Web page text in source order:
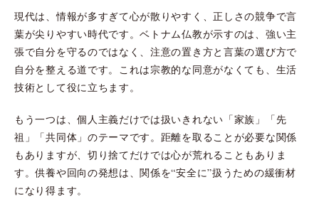
現代は、情報が多すぎて心が散りやすく、正しさの競争で言
葉が尖りやすい時代です。ベトナム仏教が示すのは、強い主
張で自分を守るのではなく、注意の置き方と言葉の選び方で
自分を整える道です。これは宗教的な同意がなくても、生活
技術として役に立ちます。
もう一つは、個人主義だけでは扱いきれない「家族」「先
祖」「共同体」のテーマです。距離を取ることが必要な関係
もありますが、切り捨てだけでは心が荒れることもありま
す。供養や回向の発想は、関係を“安全に”扱うための緩衝材
になり得ます。